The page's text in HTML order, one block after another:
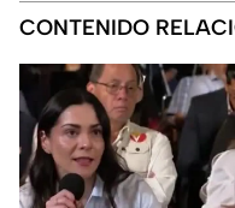
CONTENIDO